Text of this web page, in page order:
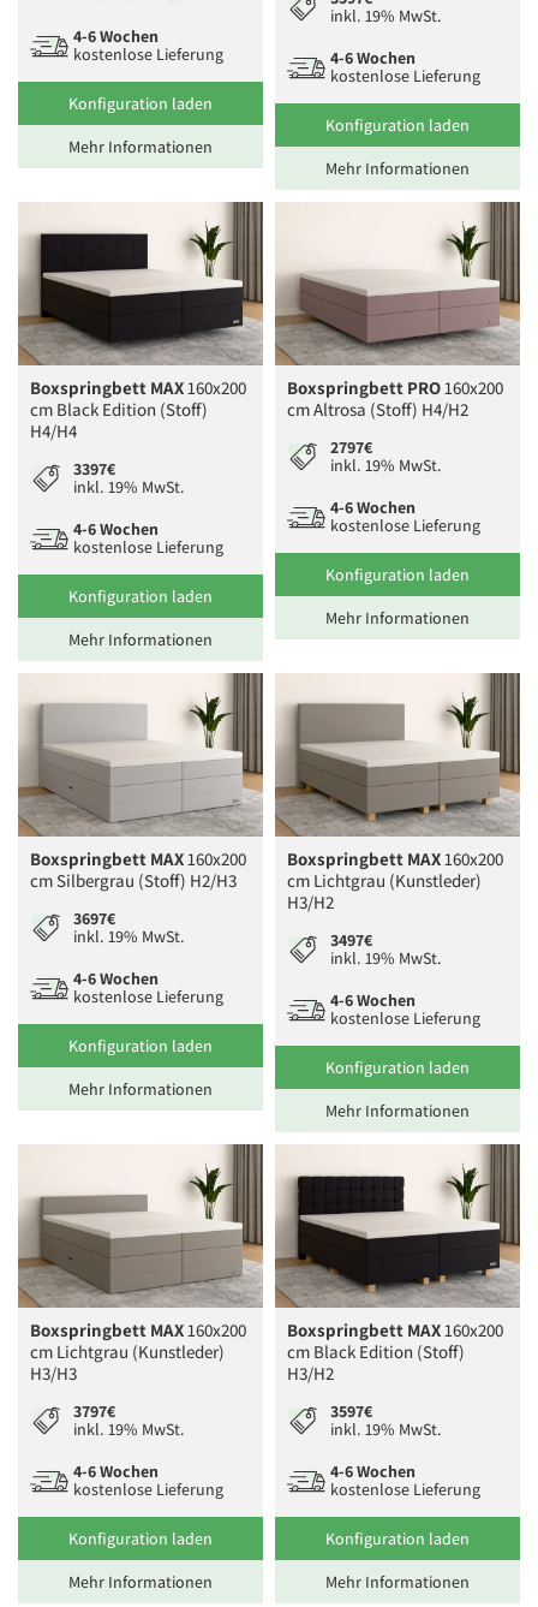
4-6 Wochen
kostenlose Lieferung
Konfiguration laden
Mehr Informationen
inkl. 19% MwSt.
4-6 Wochen
kostenlose Lieferung
Konfiguration laden
Mehr Informationen
Boxspringbett MAX160x200
cm Black Edition (Stoff)
H4/H4
3397€
inkl. 19% MwSt.
4-6 Wochen
kostenlose Lieferung
Konfiguration laden
Mehr Informationen
Boxspringbett PRO160x200
cm Altrosa (Stoff) H4/H2
2797€
inkl. 19% MwSt.
4-6 Wochen
kostenlose Lieferung
Konfiguration laden
Mehr Informationen
Boxspringbett MAX160x200
cm Silbergrau (Stoff) H2/H3
3697€
inkl. 19% MwSt.
4-6 Wochen
kostenlose Lieferung
Konfiguration laden
Mehr Informationen
Boxspringbett MAX160x200
cm Lichtgrau (Kunstleder)
H3/H2
3497€
inkl. 19% MwSt.
4-6 Wochen
kostenlose Lieferung
Konfiguration laden
Mehr Informationen
Boxspringbett MAX160x200
cm Lichtgrau (Kunstleder)
H3/H3
3797€
inkl. 19% MwSt.
4-6 Wochen
kostenlose Lieferung
Konfiguration laden
Mehr Informationen
Boxspringbett MAX160x200
cm Black Edition (Stoff)
H3/H2
3597€
inkl. 19% MwSt.
4-6 Wochen
kostenlose Lieferung
Konfiguration laden
Mehr Informationen